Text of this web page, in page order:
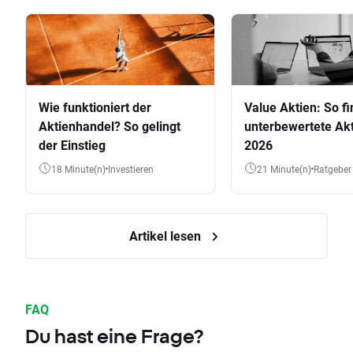
Wie funktioniert der
Aktienhandel? So gelingt
der Einstieg
18 Minute(n) Investieren
Value Aktien: So
unterbewertete
2026
21 Minute(n) Ratgeber
Artikel lesen
FAQ
Du hast eine Frage?